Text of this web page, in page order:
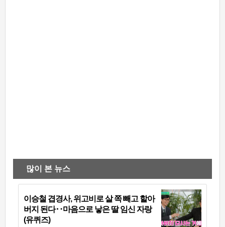
많이 본 뉴스
이승철 겹경사, 위고비로 살 쪽 빼고 할아
버지 된다‥마음으로 낳은 딸 임신 자랑
(유퀴즈)